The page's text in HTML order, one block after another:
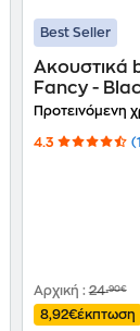
Best Seller
Ακουστικά
Fancy -
Προτεινόμενη
4.3
Αρχική :24,90€
8,92€έκπτωση